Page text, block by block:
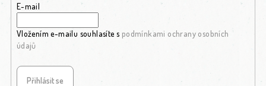
E-mail
Vložením e-mailu souhlasíte s podmínkami ochrany osobních
údajů
Přihlásit se